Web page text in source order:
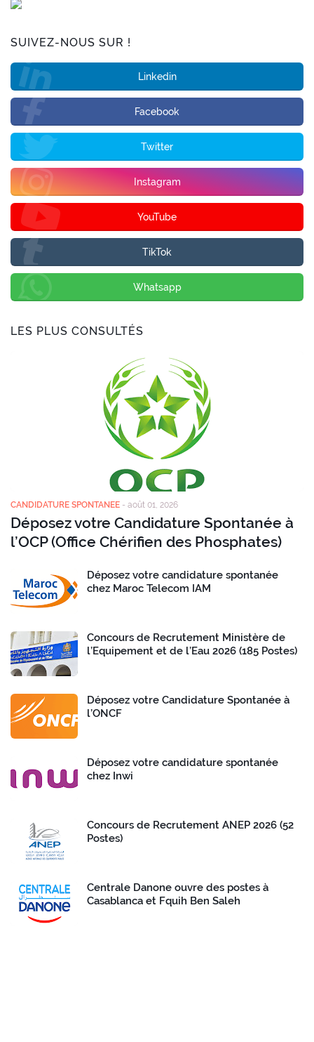
SUIVEZ-NOUS SUR !
Linkedin
Facebook
Twitter
Instagram
YouTube
TikTok
Whatsapp
LES PLUS CONSULTÉS
CANDIDATURE SPONTANEE - août 01, 2026
Déposez votre Candidature Spontanée à
l’OCP (Office Chérifien des Phosphates)
Déposez votre candidature spontanée
chez Maroc Telecom IAM
Concours de Recrutement Ministère de
l’Equipement et de l’Eau 2026 (185 Postes)
Déposez votre Candidature Spontanée à
l’ONCF
Déposez votre candidature spontanée
chez Inwi
Concours de Recrutement ANEP 2026 (52
Postes)
Centrale Danone ouvre des postes à
Casablanca et Fquih Ben Saleh